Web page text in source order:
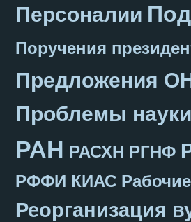
Персоналии
Поручения
Предложения
Проблемы науки
РАН РАСХН РГНФ
РФФИ КИАС
Реорганизация